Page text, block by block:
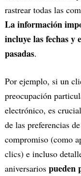
rastrear todas las
La información
incluye las fechas y
pasadas.
Por ejemplo, si un
preocupación
electrónico, es
de las preferencias
compromiso (como
clics) e incluso
aniversarios pueden